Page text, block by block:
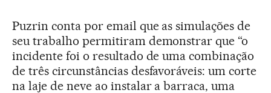
Puzrin conta por email que as simulações de
seu trabalho permitiram demonstrar que “o
incidente foi o resultado de uma combinação
de três circunstâncias desfavoráveis: um corte
na laje de neve ao instalar a barraca, uma